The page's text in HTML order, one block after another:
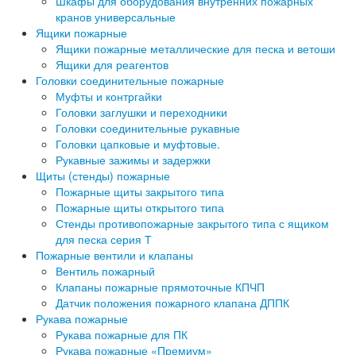
кранов универсальные
Ящики пожарные
Ящики пожарные металлические для песка и ветоши
Ящики для реагентов
Головки соединительные пожарные
Муфты и контргайки
Головки заглушки и переходники
Головки соединительные рукавные
Головки цапковые и муфтовые.
Рукавные зажимы и задержки
Щиты (стенды) пожарные
Пожарные щиты закрытого типа
Пожарные щиты открытого типа
Стенды противопожарные закрытого типа с ящиком
для песка серия Т
Пожарные вентили и клапаны
Вентиль пожарный
Клапаны пожарные прямоточные КПЧП
Датчик положения пожарного клапана ДППК
Рукава пожарные
Рукава пожарные для ПК
Рукава пожарные «Премиум»